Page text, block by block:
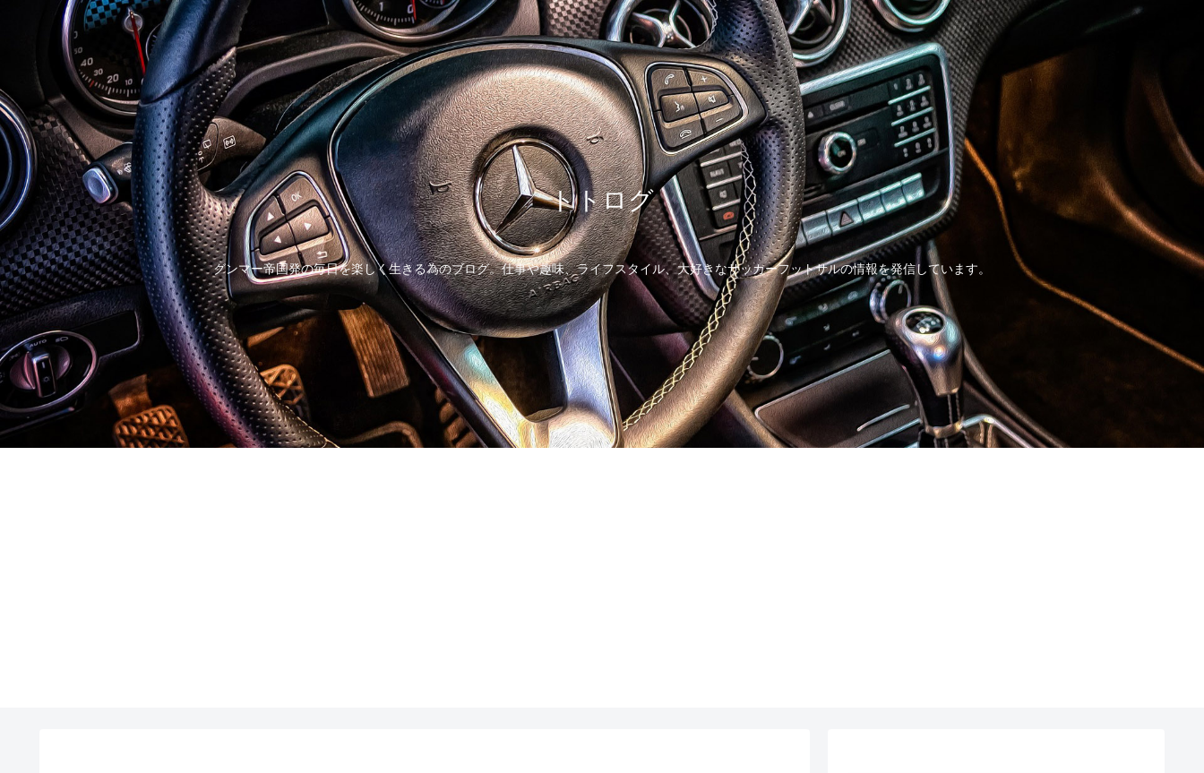
トトログ
グンマー帝国発の毎日を楽しく生きる為のブログ。仕事や趣味、ライフスタイル、大好きなサッカーフットサルの情報を発信しています。